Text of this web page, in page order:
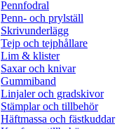
Pennfodral
Penn- och prylställ
Skrivunderlägg
Tejp och tejphållare
Lim & klister
Saxar och knivar
Gummiband
Linjaler och gradskivor
Stämplar och tillbehör
Häftmassa och fästkuddar